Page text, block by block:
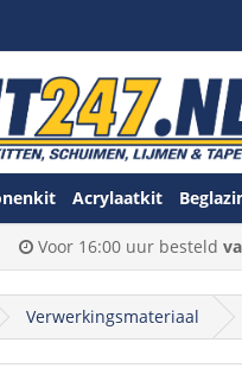
Acrylaatkit
Voor 16:00 uur besteld
Verwerkingsmateriaal